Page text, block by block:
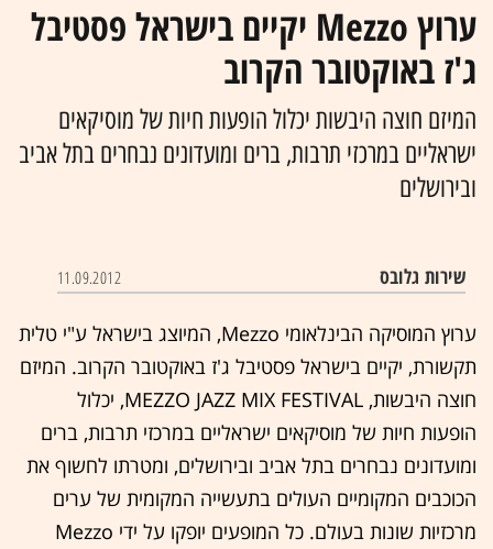
ערוץ Mezzo יקיים בישראל פסטיבל
ג'ז באוקטובר הקרוב
המיזם חוצה היבשות יכלול הופעות חיות של מוסיקאים
ישראליים במרכזי תרבות, ברים ומועדונים נבחרים בתל אביב
ובירושלים
שירות גלובס 11.09.2012
ערוץ המוסיקה הבינלאומי Mezzo, המיוצג בישראל ע"י טלית
תקשורת, יקיים בישראל פסטיבל ג'ז באוקטובר הקרוב. המיזם
חוצה היבשות, MEZZO JAZZ MIX FESTIVAL, יכלול
הופעות חיות של מוסיקאים ישראליים במרכזי תרבות, ברים
ומועדונים נבחרים בתל אביב ובירושלים, ומטרתו לחשוף את
הכוכבים המקומיים העולים בתעשייה המקומית של ערים
מרכזיות שונות בעולם. כל המופעים יופקו על ידי Mezzo